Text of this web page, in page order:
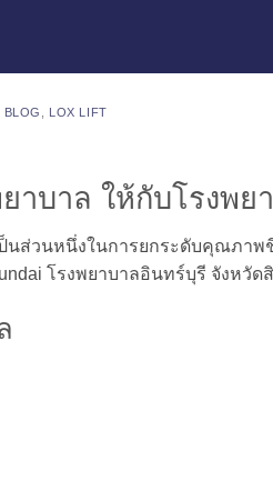
BLOG LOX LIFT
าบาล ให้กับโรงพย
ป็นส่วนหนึ่งในการยกระดับคุณภา
โรงพยาบาลอินทร์บุรี จังหวัด